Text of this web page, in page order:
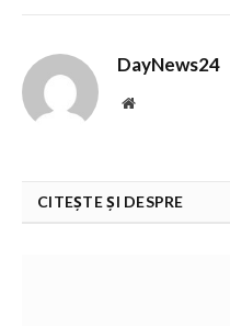
DayNews24
Website
CITEȘTE ȘI DESPRE